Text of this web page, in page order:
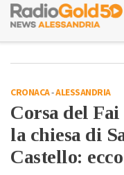
CRONACA-ALESSANDRIA
Corsa del
la chiesa di
Castello: